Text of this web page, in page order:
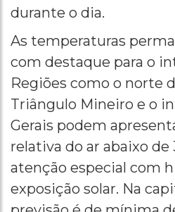
durante o dia.
As temperaturas
com destaque para o
Regiões como o norte
Triângulo Mineiro e o
Gerais podem
relativa do ar abaixo de
atenção especial com
exposição solar. Na